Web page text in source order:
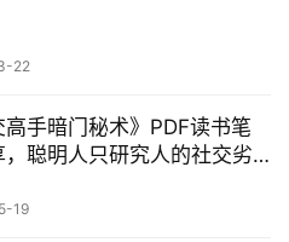
22
高手暗门秘术》PDF读书笔
，聪明人只研究人的社交劣
19